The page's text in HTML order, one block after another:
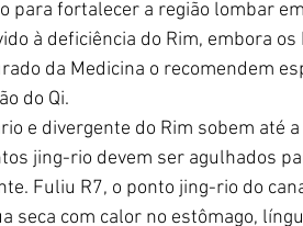
para fortalecer a região lombar
à deficiência do Rim, embora
da Medicina o recomendem
do Qi.
e divergente do Rim sobem até
jing-rio devem ser agulhados
Fuliu R7, o ponto jing-rio do
seca com calor no estômago,